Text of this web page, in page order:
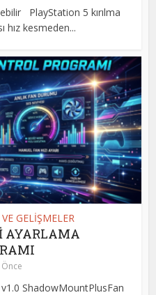
PlayStation 5 kırılma
hız kesmeden...
GELİŞMELER
AYARLAMA
ShadowMountPlusFan